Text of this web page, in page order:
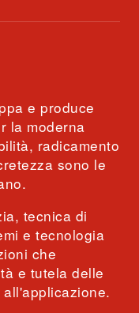
e produce
la moderna
radicamento
sono le
tecnica di
e tecnologia
che
e tutela delle